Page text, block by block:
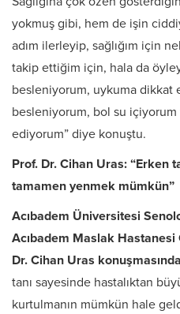
yokmuş gibi, hem de işin
adım ilerleyip, sağlığım için
takip ettiğim için, hala da
besleniyorum, uykuma dikkat
besleniyorum, bol su içiyorum
ediyorum” diye konuştu.
Prof. Dr. Cihan Uras: “Erken
tamamen yenmek mümkün”
Acıbadem Üniversitesi
Acıbadem Maslak
Dr. Cihan Uras
tanı sayesinde hastalıktan
kurtulmanın mümkün hale